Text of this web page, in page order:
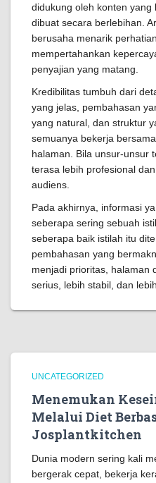
didukung oleh konten
dibuat secara berlebihan.
berusaha menarik
mempertahankan
penyajian yang matang.
Kredibilitas tumbuh dari
yang jelas, pembahasan
yang natural, dan struktur
semuanya bekerja
halaman. Bila unsur-unsur
terasa lebih profesional
audiens.
Pada akhirnya, informasi
seberapa sering sebuah
seberapa baik istilah itu
pembahasan yang
menjadi prioritas, halaman
serius, lebih stabil, dan
UNCATEGORIZED
Menemukan
Melalui Diet
Josplantkitchen
Dunia modern sering kali
bergerak cepat, bekerja